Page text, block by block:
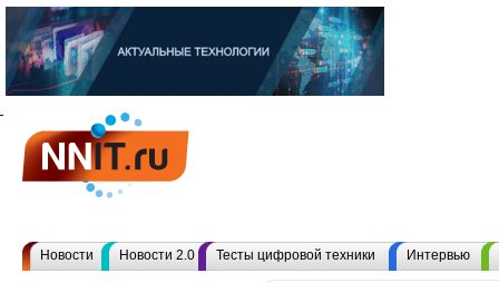
Новости Новости 2.0 Тесты цифровой техники Интервью